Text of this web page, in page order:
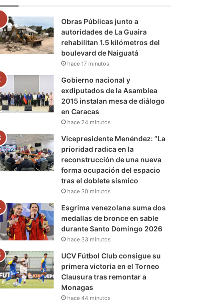
o
k
r
e
r
a
m
a
m
Obras Públicas junto a
autoridades de La Guaira
rehabilitan 1.5 kilómetros del
boulevard de Naiguatá
hace 17 minutos
Gobierno nacional y
exdiputados de la Asamblea
2015 instalan mesa de diálogo
en Caracas
hace 24 minutos
Vicepresidente Menéndez: “La
prioridad radica en la
reconstrucción de una nueva
forma ocupación del espacio
tras el doblete sísmico
hace 30 minutos
Esgrima venezolana suma dos
medallas de bronce en sable
durante Santo Domingo 2026
hace 33 minutos
UCV Fútbol Club consigue su
primera victoria en el Torneo
Clausura tras remontar a
Monagas
hace 44 minutos